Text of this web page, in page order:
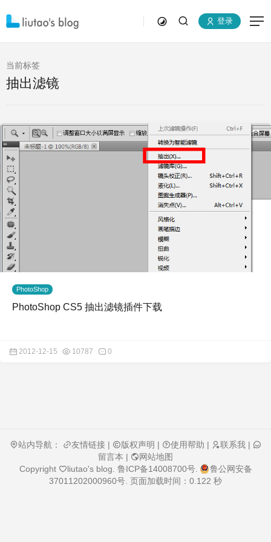
登录
当前标签
抽出滤镜
PhotoShop
PhotoShop CS5 抽出滤镜插件下载
2012-12-15 10787 0
站内导航： 友情链接 | 版权声明 | 使用帮助 | 联系我 |
留言本 |
网站地图
Copyright
liutao's blog 鲁ICP备14008700号.
鲁公网安备
37011202000960号 . 页面加载时间：0.122 秒